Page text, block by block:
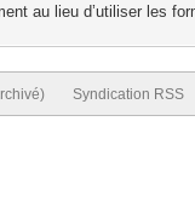
au lieu d’utiliser les
Syndication RSS